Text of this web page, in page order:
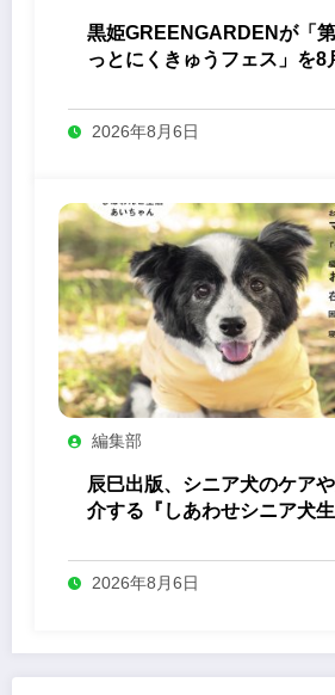
黒姫GREENGARDENが「
っとにくきゅうフェス」を8
2026年8月6日
編集部
辰巳出版、シニア犬のケア
介する『しあわせシニア犬
2026年8月6日